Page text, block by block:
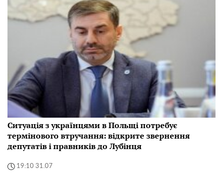
Ситуація з українцями в Польщі потребує
термінового втручання: відкрите звернення
депутатів і правників до Лубінця
19:10 31.07